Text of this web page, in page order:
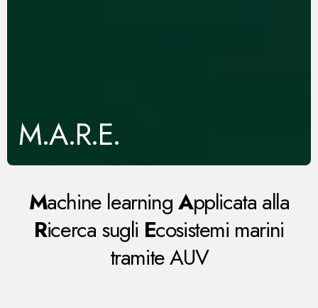
M.A.R.E.
Machine learningApplicata alla
Ricerca sugli Ecosistemi marini
tramite AUV